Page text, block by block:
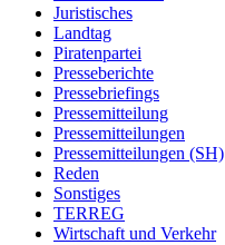
Juristisches
Landtag
Piratenpartei
Presseberichte
Pressebriefings
Pressemitteilung
Pressemitteilungen
Pressemitteilungen (SH)
Reden
Sonstiges
TERREG
Wirtschaft und Verkehr